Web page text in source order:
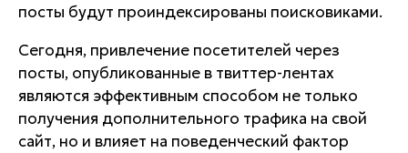
посты будут проиндексированы поисковиками.
Сегодня, привлечение посетителей через
посты, опубликованные в твиттер-лентах
являются эффективным способом не только
получения дополнительного трафика на свой
сайт, но и влияет на поведенческий фактор